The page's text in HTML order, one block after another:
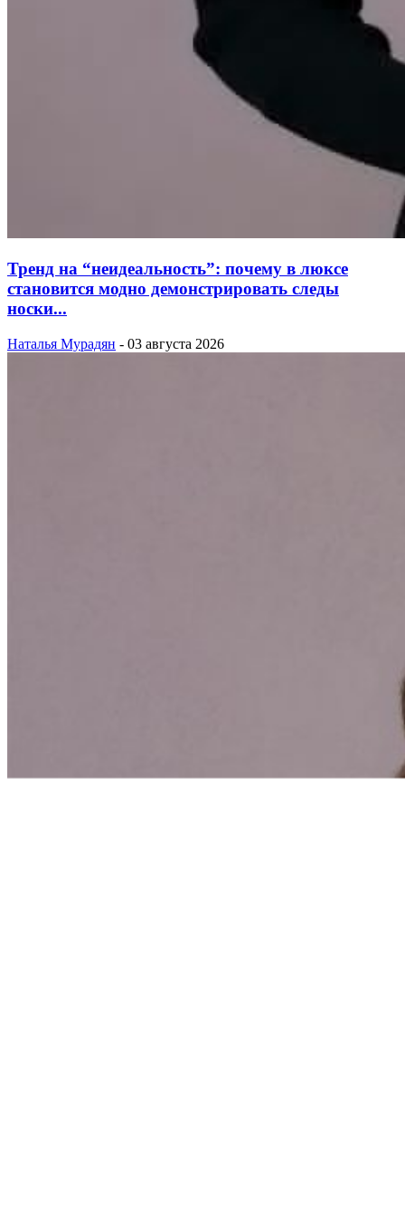
Тренд на “неидеальность”: почему в люксе
становится модно демонстрировать следы
носки...
Наталья Мурадян - 03 августа 2026